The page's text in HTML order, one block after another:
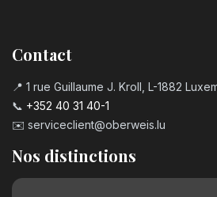
Contact
📍 1 rue Guillaume J. Kroll, L-1882
📞 +352 40 31 40-1
✉️ serviceclient@oberweis.lu
Nos distinctions